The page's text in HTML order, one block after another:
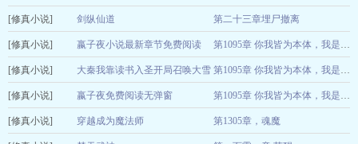
百家 嬴子夜
[修真小说] 剑纵仙道 第二十三章埋尸撤离
山水闲时 12-22
[修真小说] 嬴子夜小说最新章节免费阅读 第1095章 你我皆为本体，我是巨佬？
大秦我靠读书入
圣开局召唤大雪
龙骑
12-22
[修真小说] 大秦我靠读书入圣开局召唤大雪
龙骑小说全文免费阅读
第1095章 你我皆为本体，我是巨佬？
嬴子夜 12-22
[修真小说] 嬴子夜免费阅读无弹窗 第1095章 你我皆为本体，我是巨佬？
大秦我靠读书入
[修真小说] 穿越成为魔法师 第1305章，魂魔